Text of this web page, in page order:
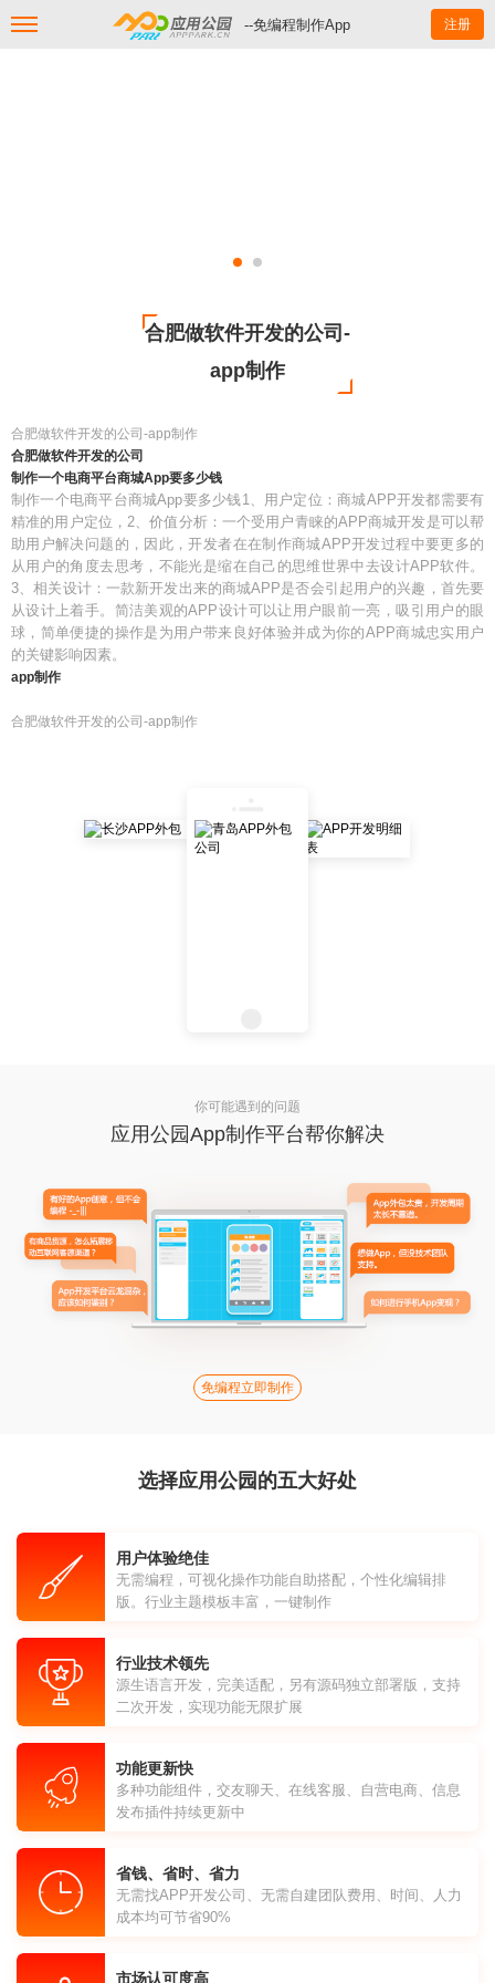
--免编程制作App 注册
合肥做软件开发的公司-
app制作
合肥做软件开发的公司-app制作
合肥做软件开发的公司
制作一个电商平台商城App要多少钱
制作一个电商平台商城App要多少钱1、用户定位：商城APP开发都需要有
精准的用户定位，2、价值分析：一个受用户青睐的APP商城开发是可以帮
助用户解决问题的，因此，开发者在在制作商城APP开发过程中要更多的
从用户的角度去思考，不能光是缩在自己的思维世界中去设计APP软件。
3、相关设计：一款新开发出来的商城APP是否会引起用户的兴趣，首先要
从设计上着手。简洁美观的APP设计可以让用户眼前一亮，吸引用户的眼
球，简单便捷的操作是为用户带来良好体验并成为你的APP商城忠实用户
的关键影响因素。
app制作
合肥做软件开发的公司-app制作
你可能遇到的问题
应用公园App制作平台帮你解决
免编程立即制作
选择应用公园的五大好处
用户体验绝佳
无需编程，可视化操作功能自助搭配，个性化编辑排
版。行业主题模板丰富，一键制作
行业技术领先
源生语言开发，完美适配，另有源码独立部署版，支持
二次开发，实现功能无限扩展
功能更新快
多种功能组件，交友聊天、在线客服、自营电商、信息
发布插件持续更新中
省钱、省时、省力
无需找APP开发公司、无需自建团队费用、时间、人力
成本均可节省90%
市场认可度高